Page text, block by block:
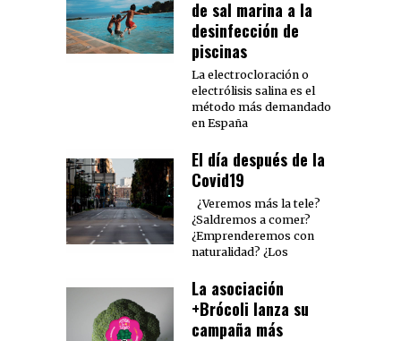
de sal marina a la
desinfección de
piscinas
La electrocloración o
electrólisis salina es el
método más demandado
en España
El día después de la
Covid19
¿Veremos más la tele?
¿Saldremos a comer?
¿Emprenderemos con
naturalidad? ¿Los
La asociación
+Brócoli lanza su
campaña más